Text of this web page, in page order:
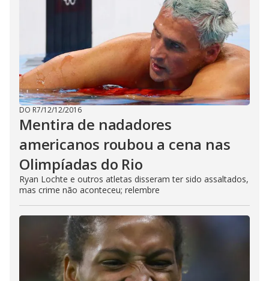
DO R7/12/12/2016
Mentira de nadadores
americanos roubou a cena nas
Olimpíadas do Rio
Ryan Lochte e outros atletas disseram ter sido assaltados,
mas crime não aconteceu; relembre